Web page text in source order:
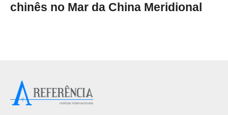
chinês no Mar da China Meridional